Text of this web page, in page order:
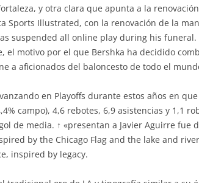
y otra clara que apunta a la
Illustrated, con la renovación de la
suspended all online play during his
el motivo por el que Bershka ha decidido
a aficionados del baloncesto de todo el
en Playoffs durante estos años en
campo), 4,6 rebotes, 6,9 asistencias y 1,1
de media. ↑ «presentan a Javier Aguirre fue
by the Chicago Flag and the lake and
inspired by legacy.